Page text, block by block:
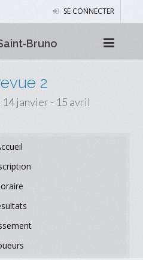
SE CONNECTER
2
14 janvier - 15 avril